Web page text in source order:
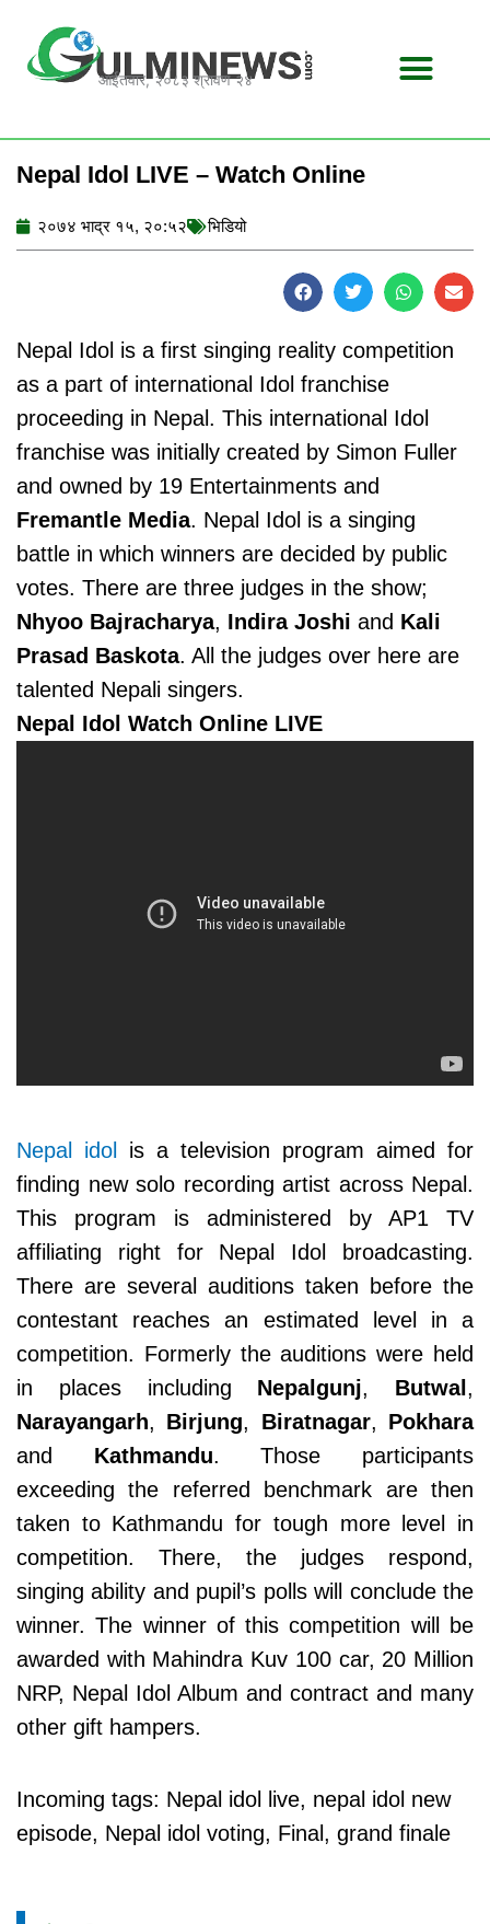
content
आईतवार, २०८३ श्रावण २४
Nepal Idol LIVE – Watch Online
२०७४ भाद्र १५, २०:५२ भिडियो
Nepal Idol is a first singing reality competition
as a part of international Idol franchise
proceeding in Nepal. This international Idol
franchise was initially created by Simon Fuller
and owned by 19 Entertainments and
Fremantle Media. Nepal Idol is a singing
battle in which winners are decided by public
votes. There are three judges in the show;
Nhyoo Bajracharya, Indira Joshi and Kali
Prasad Baskota. All the judges over here are
talented Nepali singers.
Nepal Idol Watch Online LIVE
Nepal idol
is a television program aimed for
finding new solo recording artist across Nepal.
This program is administered by AP1 TV
affiliating right for Nepal Idol broadcasting.
There are several auditions taken before the
contestant reaches an estimated level in a
competition. Formerly the auditions were held
in places including Nepalgunj, Butwal ,
Narayangarh, Birjung, Biratnagar, Pokhara
and Kathmandu. Those participants
exceeding the referred benchmark are then
taken to Kathmandu for tough more level in
competition. There, the judges respond,
singing ability and pupil’s polls will conclude the
winner. The winner of this competition will be
awarded with Mahindra Kuv 100 car, 20 Million
NRP, Nepal Idol Album and contract and many
other gift hampers.
Incoming tags: Nepal idol live, nepal idol new
episode, Nepal idol voting, Final, grand finale